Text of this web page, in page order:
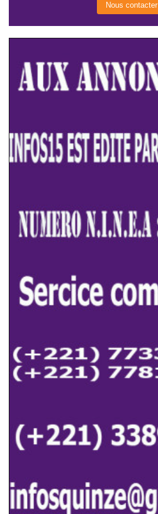
Nous contacter